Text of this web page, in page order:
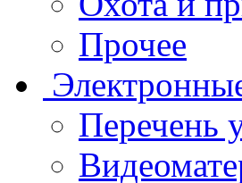
Прочее
Перечень